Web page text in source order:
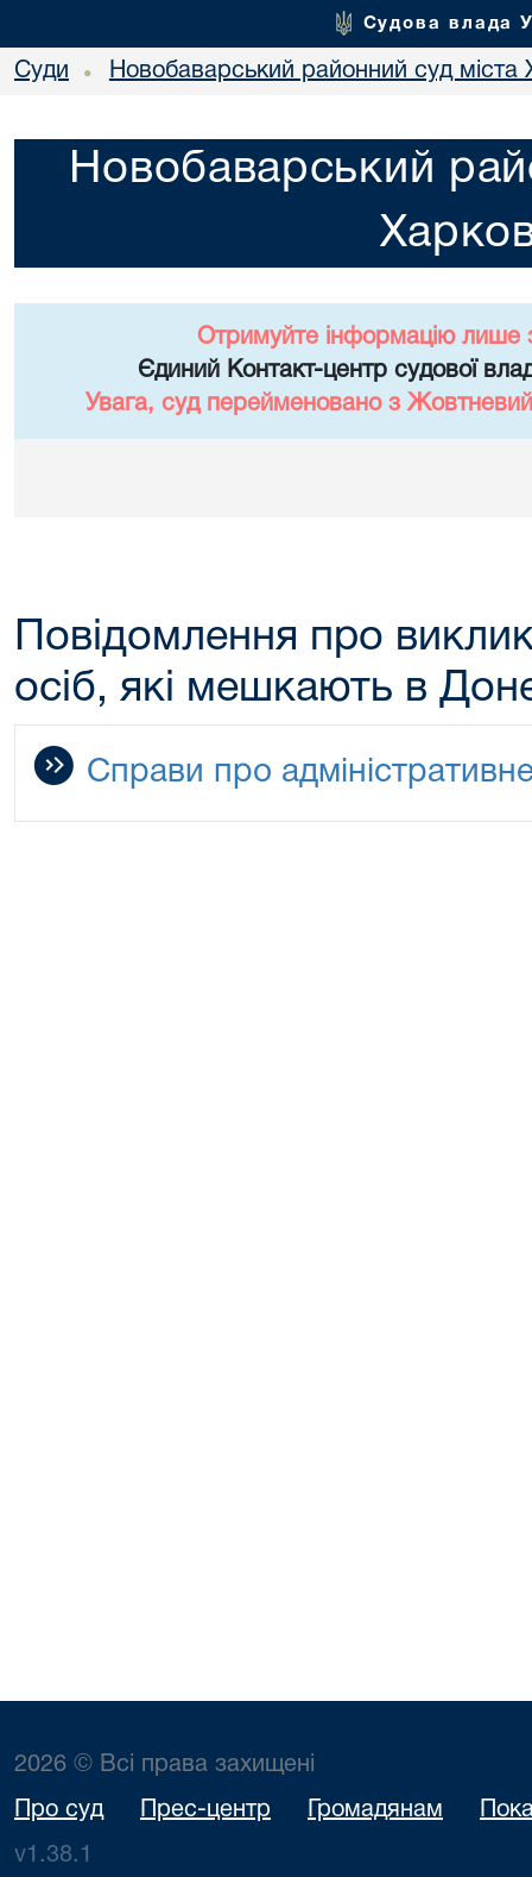
Судова влада
Суди • Новобаварський районний суд міста
Новобаварський
Отримуйте інформацію лише
Єдиний Контакт-центр судової
Увага, суд перейменовано з
Повідомлення про
осіб, які мешкають в
Справи про
2026 © Всі права захищені
Про суд Прес-центр Громадянам
v1.38.1